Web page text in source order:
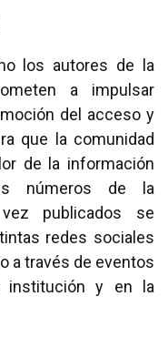
los autores de la
a impulsar
del acceso y
que la comunidad
de la información
números de la
publicados se
redes sociales
a través de eventos
institución y en la